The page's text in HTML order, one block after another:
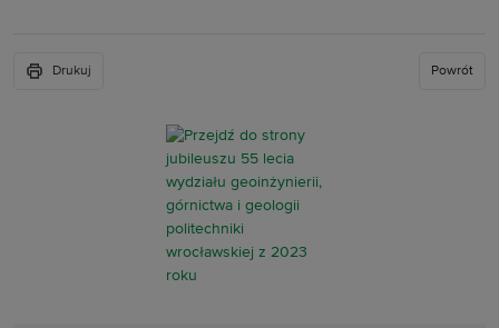
Drukuj Powrót